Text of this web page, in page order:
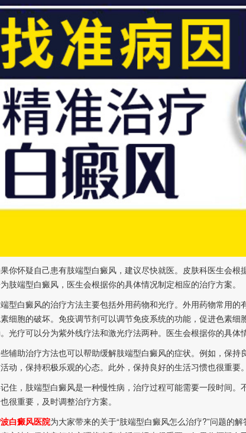
怀疑自己患有肢端型白癜风，建议尽快就医。皮肤科医生会根
肢端型白癜风，医生会根据你的具体情况制定相应的治疗方案。
白癜风的治疗方法主要包括外用药物和光疗。外用药物常用的
细胞的破坏。免疫调节剂可以调节免疫系统的功能，促进色素
光疗可以分为紫外线疗法和激光疗法两种。医生会根据你的具体
助治疗方法也可以帮助缓解肢端型白癜风的症状。例如，保持
动，保持积极乐观的心态。此外，保持良好的生活习惯也很重要
，肢端型白癜风是一种慢性病，治疗过程可能需要一段时间。
很重要，及时调整治疗方案。
白癜风医院为大家带来的关于“肢端型白癜风怎么治疗?”问题的